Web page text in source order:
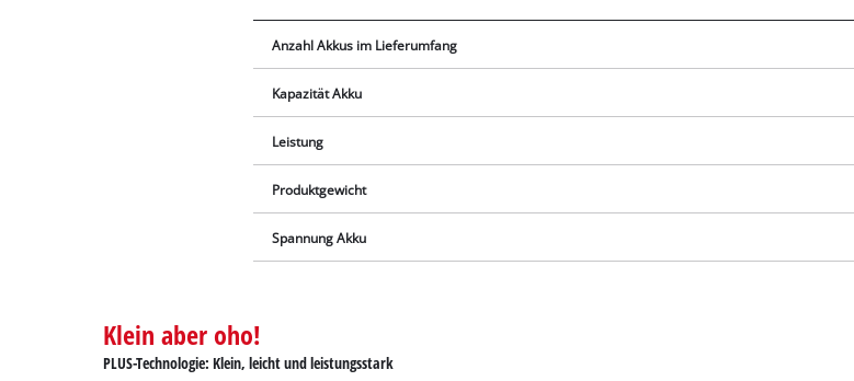
Google Maps laden zu können!
Management Platform
Anzahl Akkus im Lieferumfang
Kapazität Akku
Leistung
Produktgewicht
Spannung Akku
Klein aber oho!
PLUS-Technologie: Klein, leicht und leistungsstark